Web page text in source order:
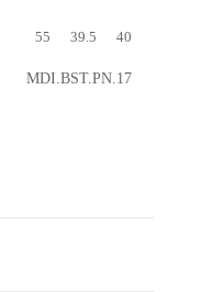
55 39.5 40
MDI.BST.PN.17